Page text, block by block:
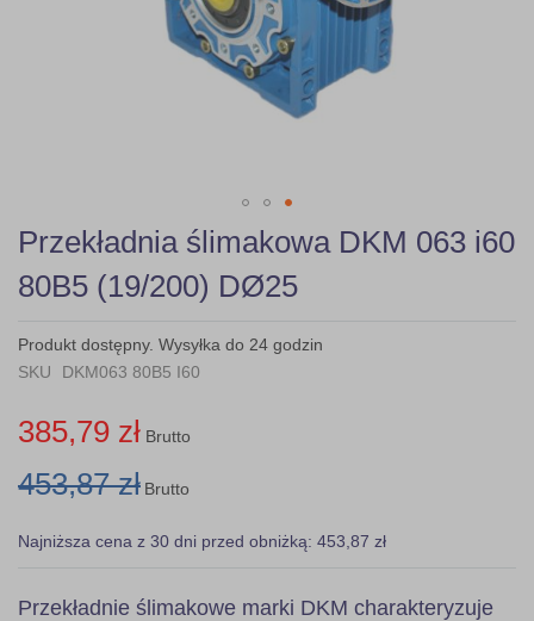
Skip
to
the
beginning
the
images
Przekładnia ślimakowa DKM 063 i60
80B5 (19/200) DØ25
Produkt dostępny. Wysyłka do 24 godzin
SKU
DKM063 80B5 I60
385,79 zł Brutto
453,87 zł Brutto
Najniższa cena z 30 dni przed obniżką: 453,87 zł
Przekładnie ślimakowe marki DKM charakteryzuje